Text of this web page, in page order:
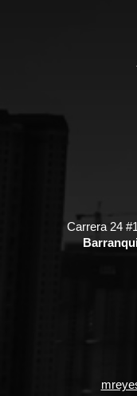
Carrera 24